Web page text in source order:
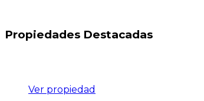
Propiedades Destacadas
Ver propiedad